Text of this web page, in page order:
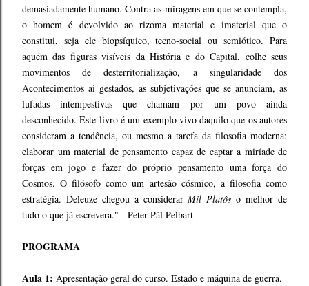
demasiadamente humano. Contra as miragens em que se contempla,
o homem é devolvido ao rizoma material e imaterial que o
constitui, seja ele biopsíquico, tecno-social ou semiótico. Para
aquém das figuras visíveis da História e do Capital, colhe seus
movimentos de desterritorialização, a singularidade dos
Acontecimentos aí gestados, as subjetivações que se anunciam, as
lufadas intempestivas que chamam por um povo ainda
desconhecido. Este livro é um exemplo vivo daquilo que os autores
consideram a tendência, ou mesmo a tarefa da filosofia moderna:
elaborar um material de pensamento capaz de captar a miríade de
forças em jogo e fazer do próprio pensamento uma força do
Cosmos. O filósofo como um artesão cósmico, a filosofia como
estratégia. Deleuze chegou a considerarMil Platôs o melhor de
tudo o que já escrevera." - Peter Pál Pelbart
PROGRAMA
Aula 1: Apresentação geral do curso. Estado e máquina de guerra.